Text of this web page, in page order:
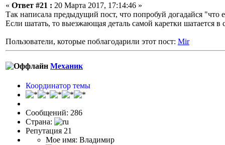
« Ответ #21 : 20 Марта 2017, 17:14:46 »
Так написала предыдущий пост, что попробуй догадайся "что
Если шатать, то выезжающая деталь самой каретки шатается
Пользователи, которые поблагодарили этот пост: Mir
Механик
Координатор темы
Сообщений: 286
Страна:
Репутация 21
Мое имя: Владимир